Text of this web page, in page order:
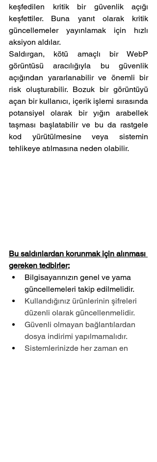
keşfedilen kritik bir güvenlik açığı
keşfettiler. Buna yanıt olarak kritik
güncellemeler yayınlamak için hızlı
aksiyon aldılar.
Saldırgan, kötü amaçlı bir WebP
görüntüsü aracılığıyla bu güvenlik
açığından yararlanabilir ve önemli bir
risk oluşturabilir. Bozuk bir görüntüyü
açan bir kullanıcı, içerik işlemi sırasında
potansiyel olarak bir yığın arabellek
taşması başlatabilir ve bu da rastgele
kod yürütülmesine veya sistemin
tehlikeye atılmasına neden olabilir.
Bu saldırılardan korunmak için alınması
gereken tedbirler;
Bilgisayarınızın genel ve yama
güncellemeleri takip edilmelidir.
Kullandığınız ürünlerinin şifreleri
düzenli olarak güncellenmelidir.
Güvenli olmayan bağlantılardan
dosya indirimi yapılmamalıdır.
Sistemlerinizde her zaman en